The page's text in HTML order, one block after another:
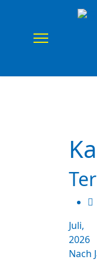
Juli,
2026
Nach